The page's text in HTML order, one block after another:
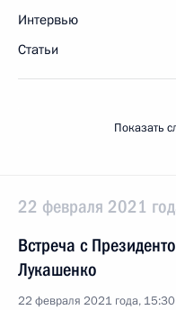
Интервью
Статьи
Показать
22 февраля 2021
Встреча с
Лукашенко
22 февраля 2021 года, 15:30